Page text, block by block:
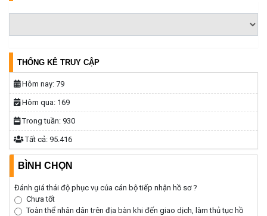
THỐNG KÊ TRUY CẬP
Hôm nay: 79
Hôm qua: 169
Trong tuần: 930
Tất cả: 95.416
BÌNH CHỌN
Đánh giá thái độ phục vụ của cán bộ tiếp nhận hồ sơ ?
Chưa tốt
Toàn thể nhân dân trên địa bàn khi đến giao dịch, làm thủ tục hồ